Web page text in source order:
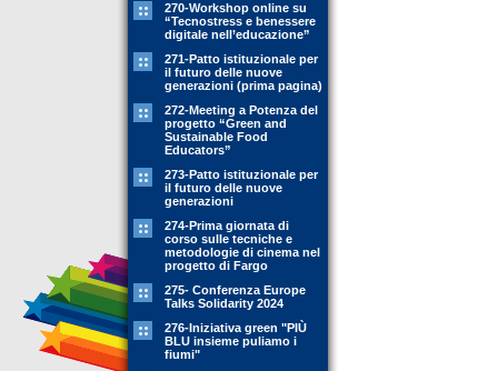
270-Workshop online su
“Tecnostress e benessere
digitale nell’educazione”
271-Patto istituzionale per
il futuro delle nuove
generazioni (prima pagina)
272-Meeting a Potenza del
progetto “Green and
Sustainable Food
Educators”
273-Patto istituzionale per
il futuro delle nuove
generazioni
274-Prima giornata di
corso sulle tecniche e
metodologie di cinema nel
progetto di Fargo
275- Conferenza Europe
Talks Solidarity 2024
276-Iniziativa green "PIÙ
BLU insieme puliamo i
fiumi"